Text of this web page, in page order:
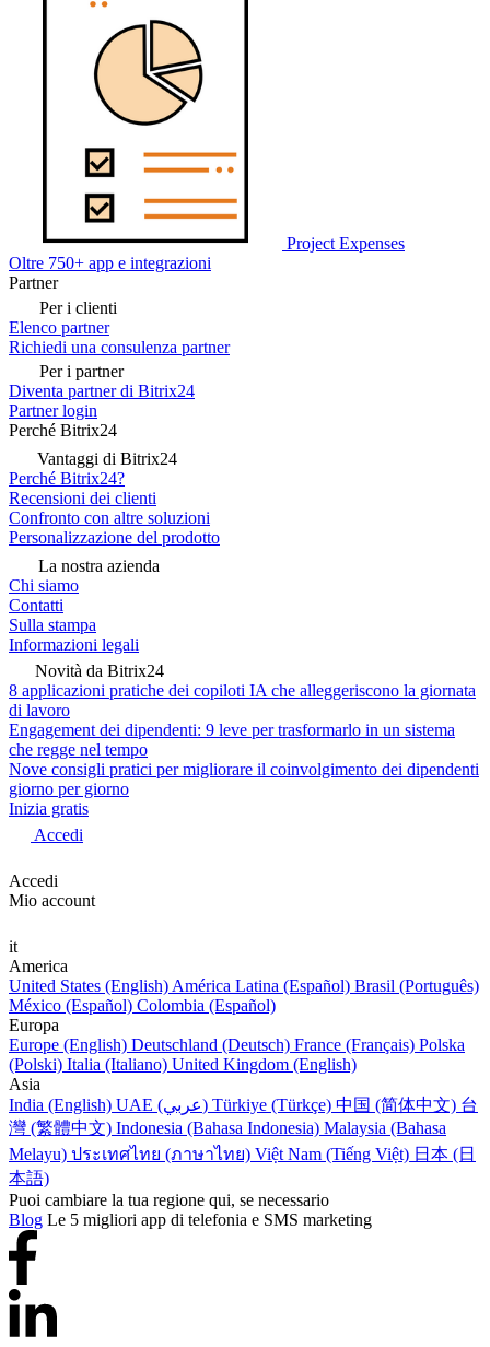
Project Expenses
Oltre 750+ app e integrazioni
Partner
Per i clienti
Elenco partner
Richiedi una consulenza partner
Per i partner
Diventa partner di Bitrix24
Partner login
Perché Bitrix24
Vantaggi di Bitrix24
Perché Bitrix24?
Recensioni dei clienti
Confronto con altre soluzioni
Personalizzazione del prodotto
La nostra azienda
Chi siamo
Contatti
Sulla stampa
Informazioni legali
Novità da Bitrix24
8 applicazioni pratiche dei copiloti IA che alleggeriscono la giornata
di lavoro
Engagement dei dipendenti: 9 leve per trasformarlo in un sistema
che regge nel tempo
Nove consigli pratici per migliorare il coinvolgimento dei dipendenti
giorno per giorno
Inizia gratis
Accedi
Accedi
Mio account
it
America
United States (English) América Latina (Español) Brasil (Português)
México (Español) Colombia (Español)
Europa
Europe (English) Deutschland (Deutsch) France (Français) Polska
(Polski) Italia (Italiano) United Kingdom (English)
Asia
India (English)
UAE (عربي) Türkiye (Türkçe) 中国 (简体中文) 台
灣 (繁體中文) Indonesia (Bahasa Indonesia) Malaysia (Bahasa
Melayu) ประเทศไทย (ภาษาไทย) Việt Nam (Tiếng Việt) 日本 (日
本語)
Puoi cambiare la tua regione qui, se necessario
Blog Le 5 migliori app di telefonia e SMS marketing